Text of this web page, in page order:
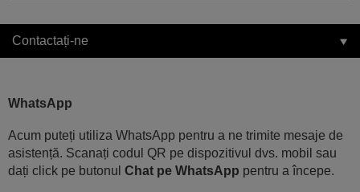
Contactați-ne
WhatsApp
Acum puteți utiliza WhatsApp pentru a ne trimite mesaje de
asistență. Scanați codul QR pe dispozitivul dvs. mobil sau
dați click pe butonul Chat pe WhatsApp pentru a începe.